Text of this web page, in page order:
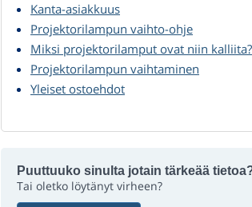
Kanta-asiakkuus
Projektorilampun vaihto-ohje
Miksi projektorilamput ovat niin kalliita?
Projektorilampun vaihtaminen
Yleiset ostoehdot
Puuttuuko sinulta jotain tärkeää
Tai oletko löytänyt virheen?